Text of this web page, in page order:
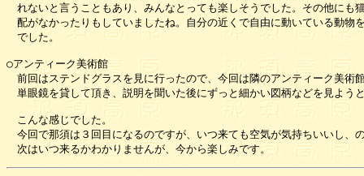
れないと言うこともあり、みんなとっても楽しそうでした。その他にも
配がなかったりもしていましたね。自分の近くで自由に動いている動物
でした。
○アンティーク美術館
前回はステンドグラスを見に行ったので、今回は隣のアンティーク美術
単眼鏡を貸して頂き、説明を聞いた後にずっと細かい図柄などを見よう
こんな感じでした。
今回で那須は３回目になるのですが、いつ来ても空気が気持ちいいし、